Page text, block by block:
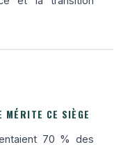
MÉRITE CE SIÈGE
70 % des